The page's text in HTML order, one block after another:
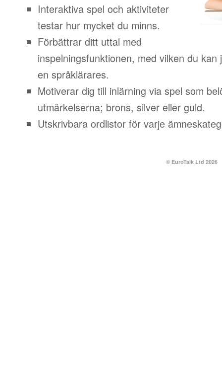
Interaktiva spel och aktiviteter
testar hur mycket du minns.
Förbättrar ditt uttal med
inspelningsfunktionen, med vilken du
en språklärares.
Motiverar dig till inlärning via spel som
utmärkelserna; brons, silver eller guld.
Utskrivbara ordlistor för varje
© EuroTalk Ltd 2026